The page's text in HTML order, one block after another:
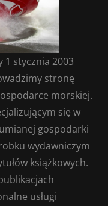
1 stycznia 2003
stronę
morskiej.
się w
gospodarki
wydawniczym
książkowych.
usługi